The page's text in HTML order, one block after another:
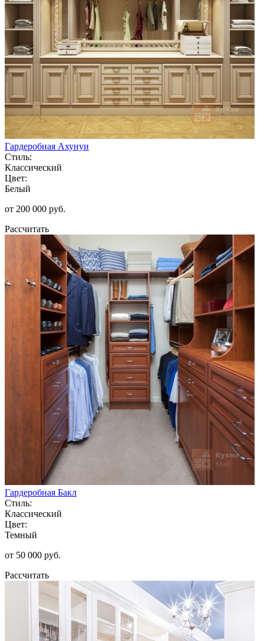
Гардеробная Ахунуи
Стиль:
Классический
Цвет:
Белый
от 200 000 руб.
Рассчитать
Гардеробная Бакл
Стиль:
Классический
Цвет:
Темный
от 50 000 руб.
Рассчитать